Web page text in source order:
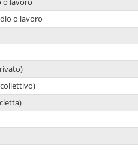
o lavoro